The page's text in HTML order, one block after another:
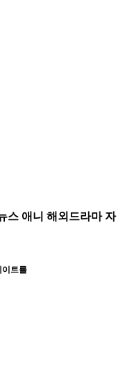
애니 해외드라마 자
이트를